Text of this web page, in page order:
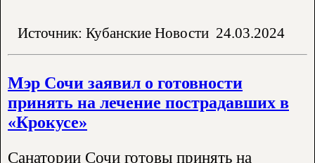
Источник: Кубанские Новости 24.03.2024
Мэр Сочи заявил о готовности
принять на лечение пострадавших в
«Крокусе»
Санатории Сочи готовы принять на